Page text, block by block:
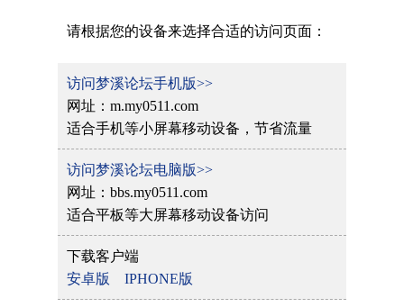
请根据您的设备来选择合适的访问页面：
访问梦溪论坛手机版>>
网址：m.my0511.com
适合手机等小屏幕移动设备，节省流量
访问梦溪论坛电脑版>>
网址：bbs.my0511.com
适合平板等大屏幕移动设备访问
下载客户端
安卓版
IPHONE版